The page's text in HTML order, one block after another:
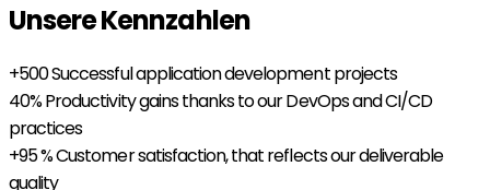
Unsere Kennzahlen
+500Successful application development projects
40%Productivity gains thanks to our DevOps and CI/CD
practices
+95 %Customer satisfaction, that reflects our deliverable
quality